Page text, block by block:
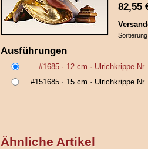
82,55
Ausführungen
#1685 · 12 cm · Ulrichkrippe Nr.
#151685 · 15 cm · Ulrichkrippe Nr.
Ähnliche Artikel